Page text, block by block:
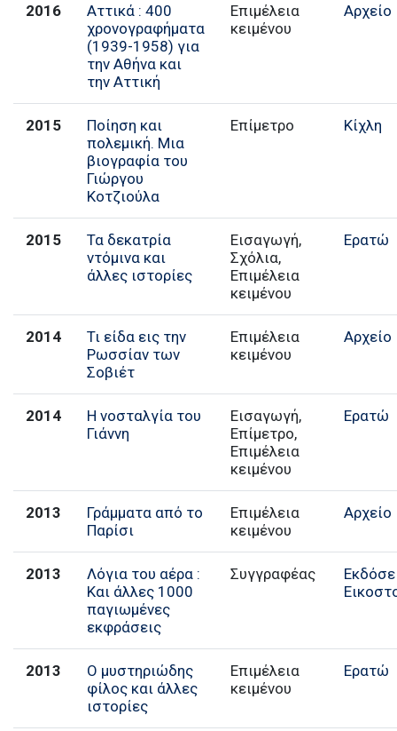
2016
Αττικά : 400
χρονογραφήματα
(1939-1958) για
την Αθήνα και
την Αττική
Επιμέλεια
κειμένου
Αρχείο
2015
Ποίηση και
πολεμική. Μια
βιογραφία του
Γιώργου
Κοτζιούλα
Επίμετρο Κίχλη
2015
Τα δεκατρία
ντόμινα και
άλλες ιστορίες
Εισαγωγή,
Σχόλια,
Επιμέλεια
κειμένου
Ερατώ
2014
Τι είδα εις την
Ρωσσίαν των
Σοβιέτ
Επιμέλεια
κειμένου
Αρχείο
2014
Η νοσταλγία του
Γιάννη
Εισαγωγή,
Επίμετρο,
Επιμέλεια
κειμένου
Ερατώ
2013
Γράμματα από το
Παρίσι
Επιμέλεια
κειμένου
Αρχείο
2013
Λόγια του αέρα :
Και άλλες 1000
παγιωμένες
εκφράσεις
Συγγραφέας
2013
Ο μυστηριώδης
φίλος και άλλες
ιστορίες
Επιμέλεια
κειμένου
Ερατώ